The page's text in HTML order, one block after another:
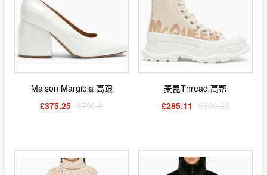
Maison Margiela 高跟
£375.25 £790.0
麦昆Thread 高帮
£285.11 £600.23